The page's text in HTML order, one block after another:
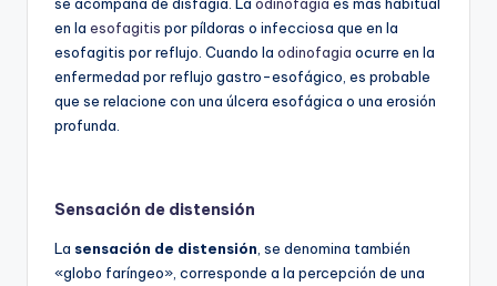
en la esofagitis por píldoras o infecciosa que en la
esofagitis por reflujo. Cuando la odinofagia ocurre en la
enfermedad por reflujo gastro-esofágico, es probable
que se relacione con una úlcera esofágica o una erosión
profunda.
Sensación de distensión
La sensación de distensión , se denomina también
«globo faríngeo», corresponde a la percepción de una